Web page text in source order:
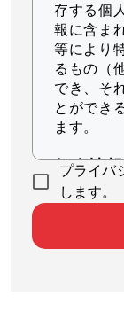
存する個
報に含ま
等により
るもの（
でき、そ
とができ
ます。
個人情
当社は、
情報を取
個人情
プライバ
します。